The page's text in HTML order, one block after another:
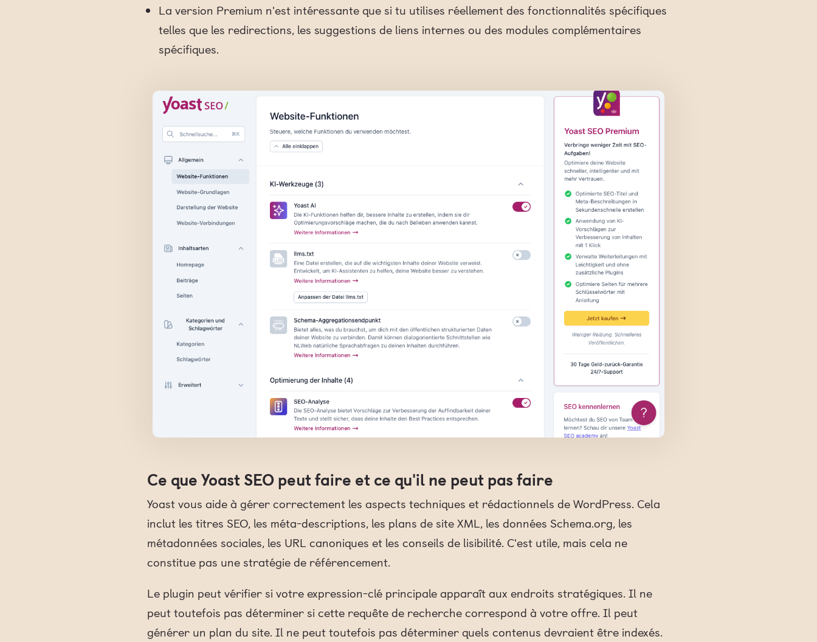
La version Premium n'est intéressante que si tu utilises réellement des fonctionnalités spécifiques
telles que les redirections, les suggestions de liens internes ou des modules complémentaires
spécifiques.
Ce que Yoast SEO peut faire et ce qu'il ne peut pas faire
Yoast vous aide à gérer correctement les aspects techniques et rédactionnels de WordPress. Cela
inclut les titres SEO, les méta-descriptions, les plans de site XML, les données Schema.org, les
métadonnées sociales, les URL canoniques et les conseils de lisibilité. C'est utile, mais cela ne
constitue pas une stratégie de référencement.
Le plugin peut vérifier si votre expression-clé principale apparaît aux endroits stratégiques. Il ne
peut toutefois pas déterminer si cette requête de recherche correspond à votre offre. Il peut
générer un plan du site. Il ne peut toutefois pas déterminer quels contenus devraient être indexés.